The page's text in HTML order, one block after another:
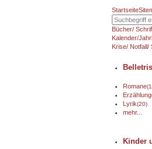
Startseite
Bücher/
Kalender/
Krise/ Notfall/
Romane
Lyrik(20)
mehr...
Kinder